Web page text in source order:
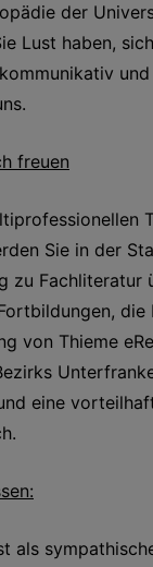
der
Lust haben,
freuen
Sie in der
zu Fachliteratur
von Thieme
eine
als